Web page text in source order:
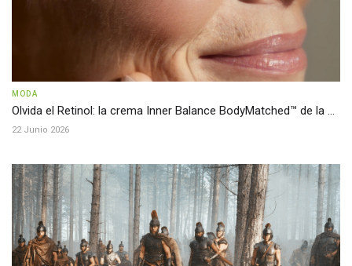
MODA
Olvida el Retinol: la crema Inner Balance BodyMatched™ de la ...
22 Junio 2026